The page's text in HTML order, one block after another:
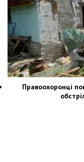
Правоохоронці